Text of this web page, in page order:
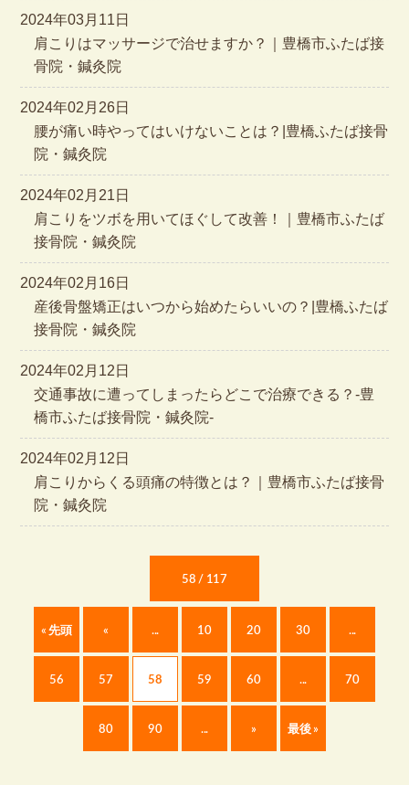
2024年03月11日
肩こりはマッサージで治せますか？｜豊橋市ふたば接
骨院・鍼灸院
2024年02月26日
腰が痛い時やってはいけないことは？|豊橋ふたば接骨
院・鍼灸院
2024年02月21日
肩こりをツボを用いてほぐして改善！｜豊橋市ふたば
接骨院・鍼灸院
2024年02月16日
産後骨盤矯正はいつから始めたらいいの？|豊橋ふたば
接骨院・鍼灸院
2024年02月12日
交通事故に遭ってしまったらどこで治療できる？-豊
橋市ふたば接骨院・鍼灸院-
2024年02月12日
肩こりからくる頭痛の特徴とは？｜豊橋市ふたば接骨
院・鍼灸院
58 / 117
« 先頭 « ... 10 20 30 ...
56 57 58 59 60 ... 70
80 90 ... » 最後 »